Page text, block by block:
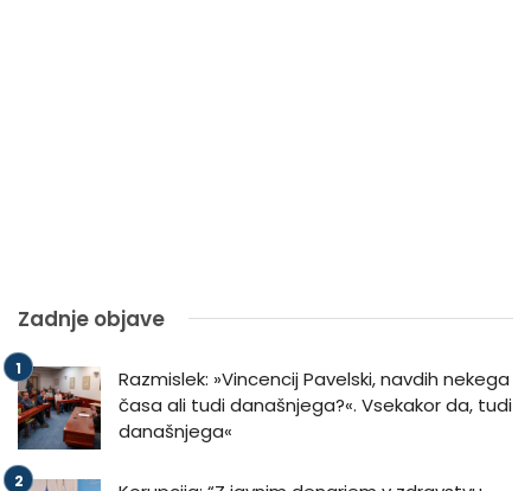
Zadnje objave
Razmislek: »Vincencij Pavelski, navdih nekega
časa ali tudi današnjega?«. Vsekakor da, tudi
današnjega«